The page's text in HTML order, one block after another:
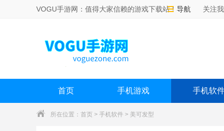
VOGU手游网：值得大家信赖的游戏下载站！ 导航 关注
首页 手机游戏 手机软
所在位置： 首页 > 手机软件 > 美可发型